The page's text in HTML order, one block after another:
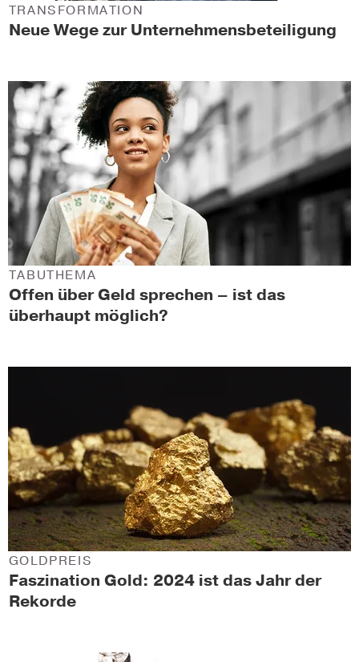
Neue Wege zur Unternehmensbeteiligung
TRANSFORMATION
Offen über Geld sprechen – ist das
überhaupt möglich?
TABUTHEMA
Faszination Gold: 2024 ist das Jahr der
Rekorde
GOLDPREIS